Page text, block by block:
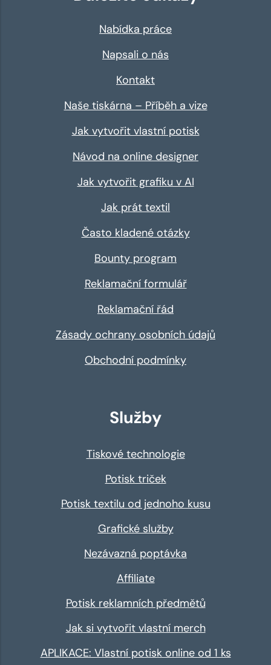
Nabídka práce
Napsali o nás
Kontakt
Naše tiskárna – Příběh a vize
Jak vytvořit vlastní potisk
Návod na online designer
Jak vytvořit grafiku v AI
Jak prát textil
Často kladené otázky
Bounty program
Reklamační formulář
Reklamační řád
Zásady ochrany osobních údajů
Obchodní podmínky
Služby
Tiskové technologie
Potisk triček
Potisk textilu od jednoho kusu
Grafické služby
Nezávazná poptávka
Affiliate
Potisk reklamních předmětů
Jak si vytvořit vlastní merch
APLIKACE: Vlastní potisk online od 1 ks